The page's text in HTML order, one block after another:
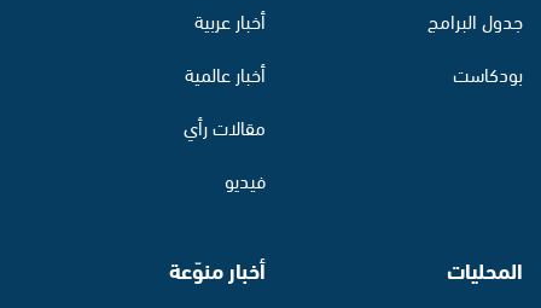
جدول البرامج
بودكاست
أخبار عربية
أخبار عالمية
مقالات رأي
فيديو
المحليات أخبار منوّعة